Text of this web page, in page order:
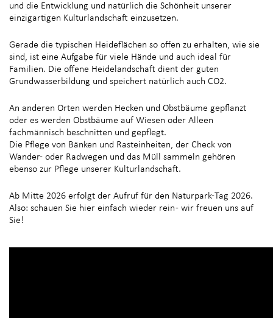
und die Entwicklung und natürlich die Schönheit unserer
einzigartigen Kulturlandschaft einzusetzen.
Gerade die typischen Heideflächen so offen zu erhalten, wie sie
sind, ist eine Aufgabe für viele Hände und auch ideal für
Familien. Die offene Heidelandschaft dient der guten
Grundwasserbildung und speichert natürlich auch CO2.
An anderen Orten werden Hecken und Obstbäume gepflanzt
oder es werden Obstbäume auf Wiesen oder Alleen
fachmännisch beschnitten und gepflegt.
Die Pflege von Bänken und Rasteinheiten, der Check von
Wander- oder Radwegen und das Müll sammeln gehören
ebenso zur Pflege unserer Kulturlandschaft.
Ab Mitte 2026 erfolgt der Aufruf für den Naturpark-Tag 2026.
Also: schauen Sie hier einfach wieder rein - wir freuen uns auf
Sie!